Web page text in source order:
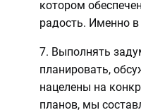
котором
радость. Именно
7. Выполнять
планировать,
нацелены на
планов, мы